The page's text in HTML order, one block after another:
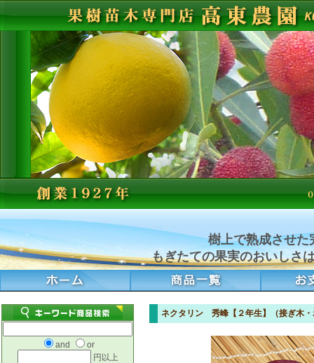
樹上で熟成させた
もぎたての果実のおいしさ
and
or
円以上
ネクタリン 秀峰【２年生】（接ぎ木・